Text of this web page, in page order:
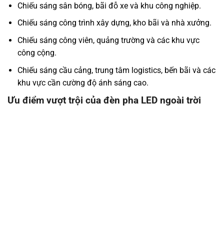
Chiếu sáng sân bóng, bãi đỗ xe và khu công nghiệp.
Chiếu sáng công trình xây dựng, kho bãi và nhà xưởng.
Chiếu sáng công viên, quảng trường và các khu vực
công cộng.
Chiếu sáng cầu cảng, trung tâm logistics, bến bãi và các
khu vực cần cường độ ánh sáng cao.
Ưu điểm vượt trội của đèn pha LED ngoài trời